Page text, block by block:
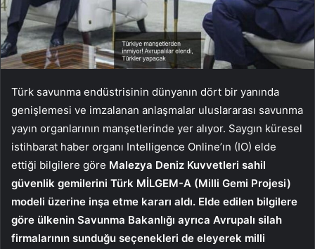
Türk savunma endüstrisinin dünyanın dört bir yanında
genişlemesi ve imzalanan anlaşmalar uluslararası savunma
yayın organlarının manşetlerinde yer alıyor. Saygın küresel
istihbarat haber organı Intelligence Online’ın (IO) elde
ettiği bilgilere göre Malezya Deniz Kuvvetleri sahil
güvenlik gemilerini Türk MİLGEM-A (Milli Gemi Projesi)
modeli üzerine inşa etme kararı aldı. Elde edilen bilgilere
göre ülkenin Savunma Bakanlığı ayrıca Avrupalı silah
firmalarının sunduğu seçenekleri de eleyerek milli